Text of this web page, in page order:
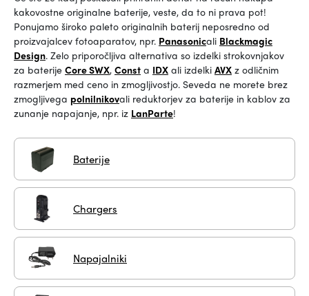
kakovostne originalne baterije, veste, da to ni prava pot!
Ponujamo široko paleto originalnih baterij neposredno od
proizvajalcev fotoaparatov, npr. Panasonicali Blackmagic
Design. Zelo priporočljiva alternativa so izdelki strokovnjakov
za baterije Core SWX, Const a IDX ali izdelki AVX z odličnim
razmerjem med ceno in zmogljivostjo. Seveda ne morete brez
zmogljivega polnilnikovali reduktorjev za baterije in kablov za
zunanje napajanje, npr. iz LanParte!
Baterije
Chargers
Napajalniki